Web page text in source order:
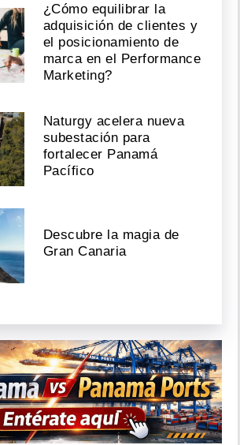
¿Cómo equilibrar la
adquisición de clientes y
el posicionamiento de
marca en el Performance
Marketing?
Naturgy acelera nueva
subestación para
fortalecer Panamá
Pacífico
Descubre la magia de
Gran Canaria